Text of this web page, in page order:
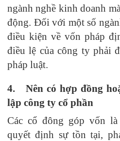
ngành nghề kinh doanh
động. Đối với một số
điều kiện về vốn pháp
điều lệ của công ty phải
pháp luật.
4. Nên có hợp đồng
lập công ty cổ phần
Các cổ đông góp vốn
quyết định sự tồn tại,